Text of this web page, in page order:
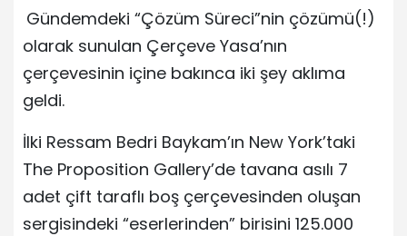
Gündemdeki “Çözüm Süreci”nin çözümü(!)
olarak sunulan Çerçeve Yasa’nın
çerçevesinin içine bakınca iki şey aklıma
geldi.
İlki Ressam Bedri Baykam’ın New York’taki
The Proposition Gallery’de tavana asılı 7
adet çift taraflı boş çerçevesinden oluşan
sergisindeki “eserlerinden” birisini 125.000